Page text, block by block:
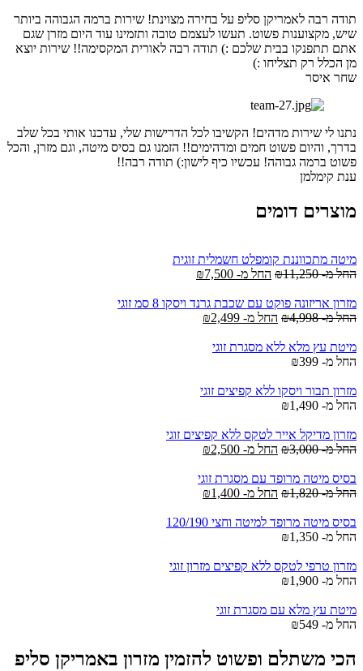
תודה רבה לאמריקן סליפ על בחירה מצוינת! שירות ברמה הגבוהה ביותר
שיש, מקצוענות פשוט. תעשו לעצמם טובה ותזמינו עוד היום מזרן שגם
אתם תתפנקו בבית שלכם :) תודה רבה לאורית המקסימה!! שירות יוצא
מן הכלל רק תצליחו :)
שחר איסר
נתנו לי שירות מדהים! הקשיבו לכל הדרישות שלי, עדכנו אותי בכל שלב
בדרך, והיום פשוט חמים ומדהימים!! הזמנו גם בסיס מיטה, וגם מזרן, והכל
פשוט ברמה גבוהה! עכשיו כיף לישון:) תודה רבה!!
ענת קימלמן
מוצרים דומים
מיטה מתכווננת קומפלט חשמלית זוגית
החל מ-
₪11,250 החל מ- ₪7,500
מזרון אריזונה פוקט עם שכבת גרנד ויסקו 8 סמ זוגי
החל מ-
₪4,998 החל מ- ₪2,499
מיטת עץ מלא ללא מסגרת זוגי
החל מ-
₪399
מזרון תבור ויסקו ללא קפיצים זוגי
החל מ-
₪1,490
מזרון מדיקל אייר לטקס ללא קפיצים זוגי
החל מ-
₪3,000 החל מ- ₪2,500
בסיס מיטה מרופד עם מסגרת זוגי
החל מ-
₪1,820 החל מ- ₪1,400
בסיס מיטה מרופד למיטה וחצי 120/190
החל מ-
₪1,350
מזרון טרפי לטקס ללא קפיצים מזרון זוגי
החל מ-
₪1,900
מיטת עץ מלא עם מסגרת זוגי
החל מ-
₪549
הכי משתלם ופשוט להזמין מזרון באמריקן סליפ